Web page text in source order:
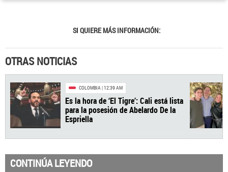
SI QUIERE MÁS INFORMACIÓN:
OTRAS NOTICIAS
CONTINÚA LEYENDO